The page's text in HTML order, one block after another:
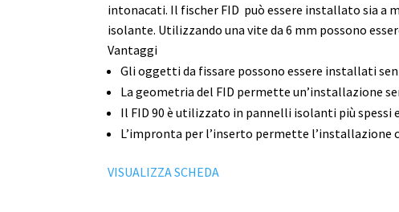
intonacati. Il fischer FID può essere installato sia a
isolante. Utilizzando una vite da 6 mm possono
Vantaggi
Gli oggetti da fissare possono essere installati
La geometria del FID permette un’installazione
Il FID 90 è utilizzato in pannelli isolanti più spessi
L’impronta per l’inserto permette l’installazione
VISUALIZZA SCHEDA